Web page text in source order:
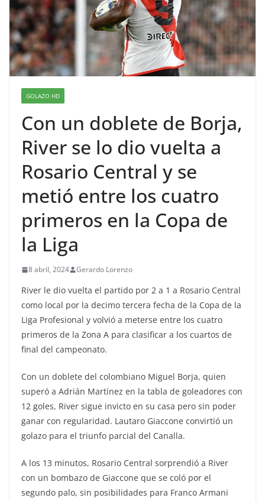
GOLAZO HD
Con un doblete de Borja,
River se lo dio vuelta a
Rosario Central y se
metió entre los cuatro
primeros en la Copa de
la Liga
8 abril, 2024 Gerardo Lorenzo
River le dio vuelta el partido por 2 a 1 a Rosario Central
como local por la decimo tercera fecha de la Copa de la
Liga Profesional y volvió a meterse entre los cuatro
primeros de la Zona A para clasificar a los cuartos de
final del campeonato.
Con un doblete del colombiano Miguel Borja, quien
superó a Adrián Martínez en la tabla de goleadores con
12 goles, River sigue invicto en su casa pero sin poder
ganar con regularidad. Lautaro Giaccone convirtió un
golazo para el triunfo parcial del Canalla.
A los 13 minutos, Rosario Central sorprendió a River
con un bombazo de Giaccone que se coló por el
segundo palo, sin posibilidades para Franco Armani